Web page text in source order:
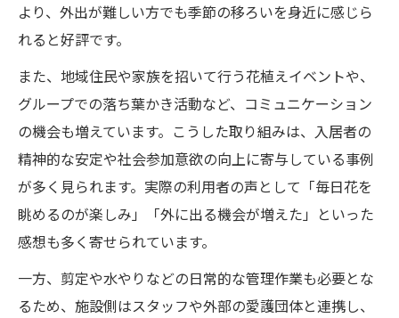
より、外出が難しい方でも季節の移ろいを身近に感じら
れると好評です。
また、地域住民や家族を招いて行う花植えイベントや、
グループでの落ち葉かき活動など、コミュニケーション
の機会も増えています。こうした取り組みは、入居者の
精神的な安定や社会参加意欲の向上に寄与している事例
が多く見られます。実際の利用者の声として「毎日花を
眺めるのが楽しみ」「外に出る機会が増えた」といった
感想も多く寄せられています。
一方、剪定や水やりなどの日常的な管理作業も必要とな
るため、施設側はスタッフや外部の愛護団体と連携し、